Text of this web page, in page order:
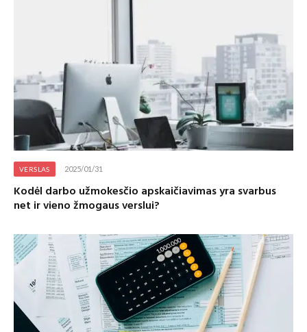
VERSLAS 2025/01/31
Kodėl darbo užmokesčio apskaičiavimas yra svarbus
net ir vieno žmogaus verslui?